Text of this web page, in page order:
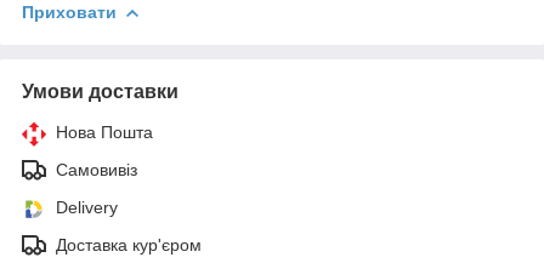
Приховати
Умови доставки
Нова Пошта
Самовивіз
Delivery
Доставка кур'єром